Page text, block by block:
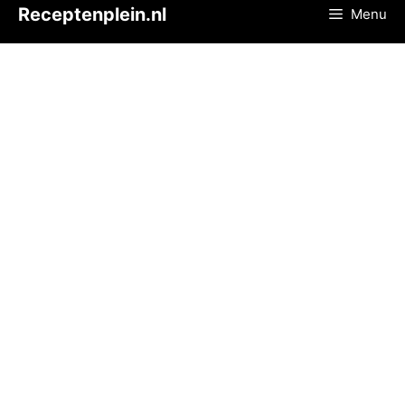
Receptenplein.nl Menu